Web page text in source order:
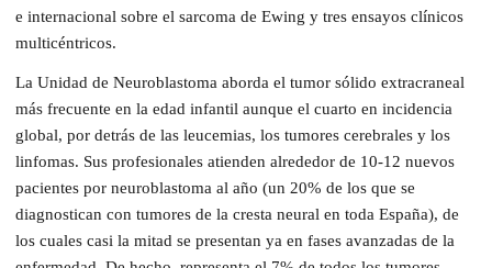
e internacional sobre el sarcoma de Ewing y tres ensayos clínicos
multicéntricos.
La Unidad de Neuroblastoma aborda el tumor sólido extracraneal
más frecuente en la edad infantil aunque el cuarto en incidencia
global, por detrás de las leucemias, los tumores cerebrales y los
linfomas. Sus profesionales atienden alrededor de 10-12 nuevos
pacientes por neuroblastoma al año (un 20% de los que se
diagnostican con tumores de la cresta neural en toda España), de
los cuales casi la mitad se presentan ya en fases avanzadas de la